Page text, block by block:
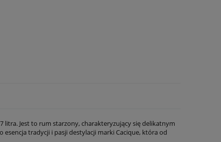
litra. Jest to rum starzony, charakteryzujący się delikatnym
tradycji i pasji destylacji marki Cacique, która od